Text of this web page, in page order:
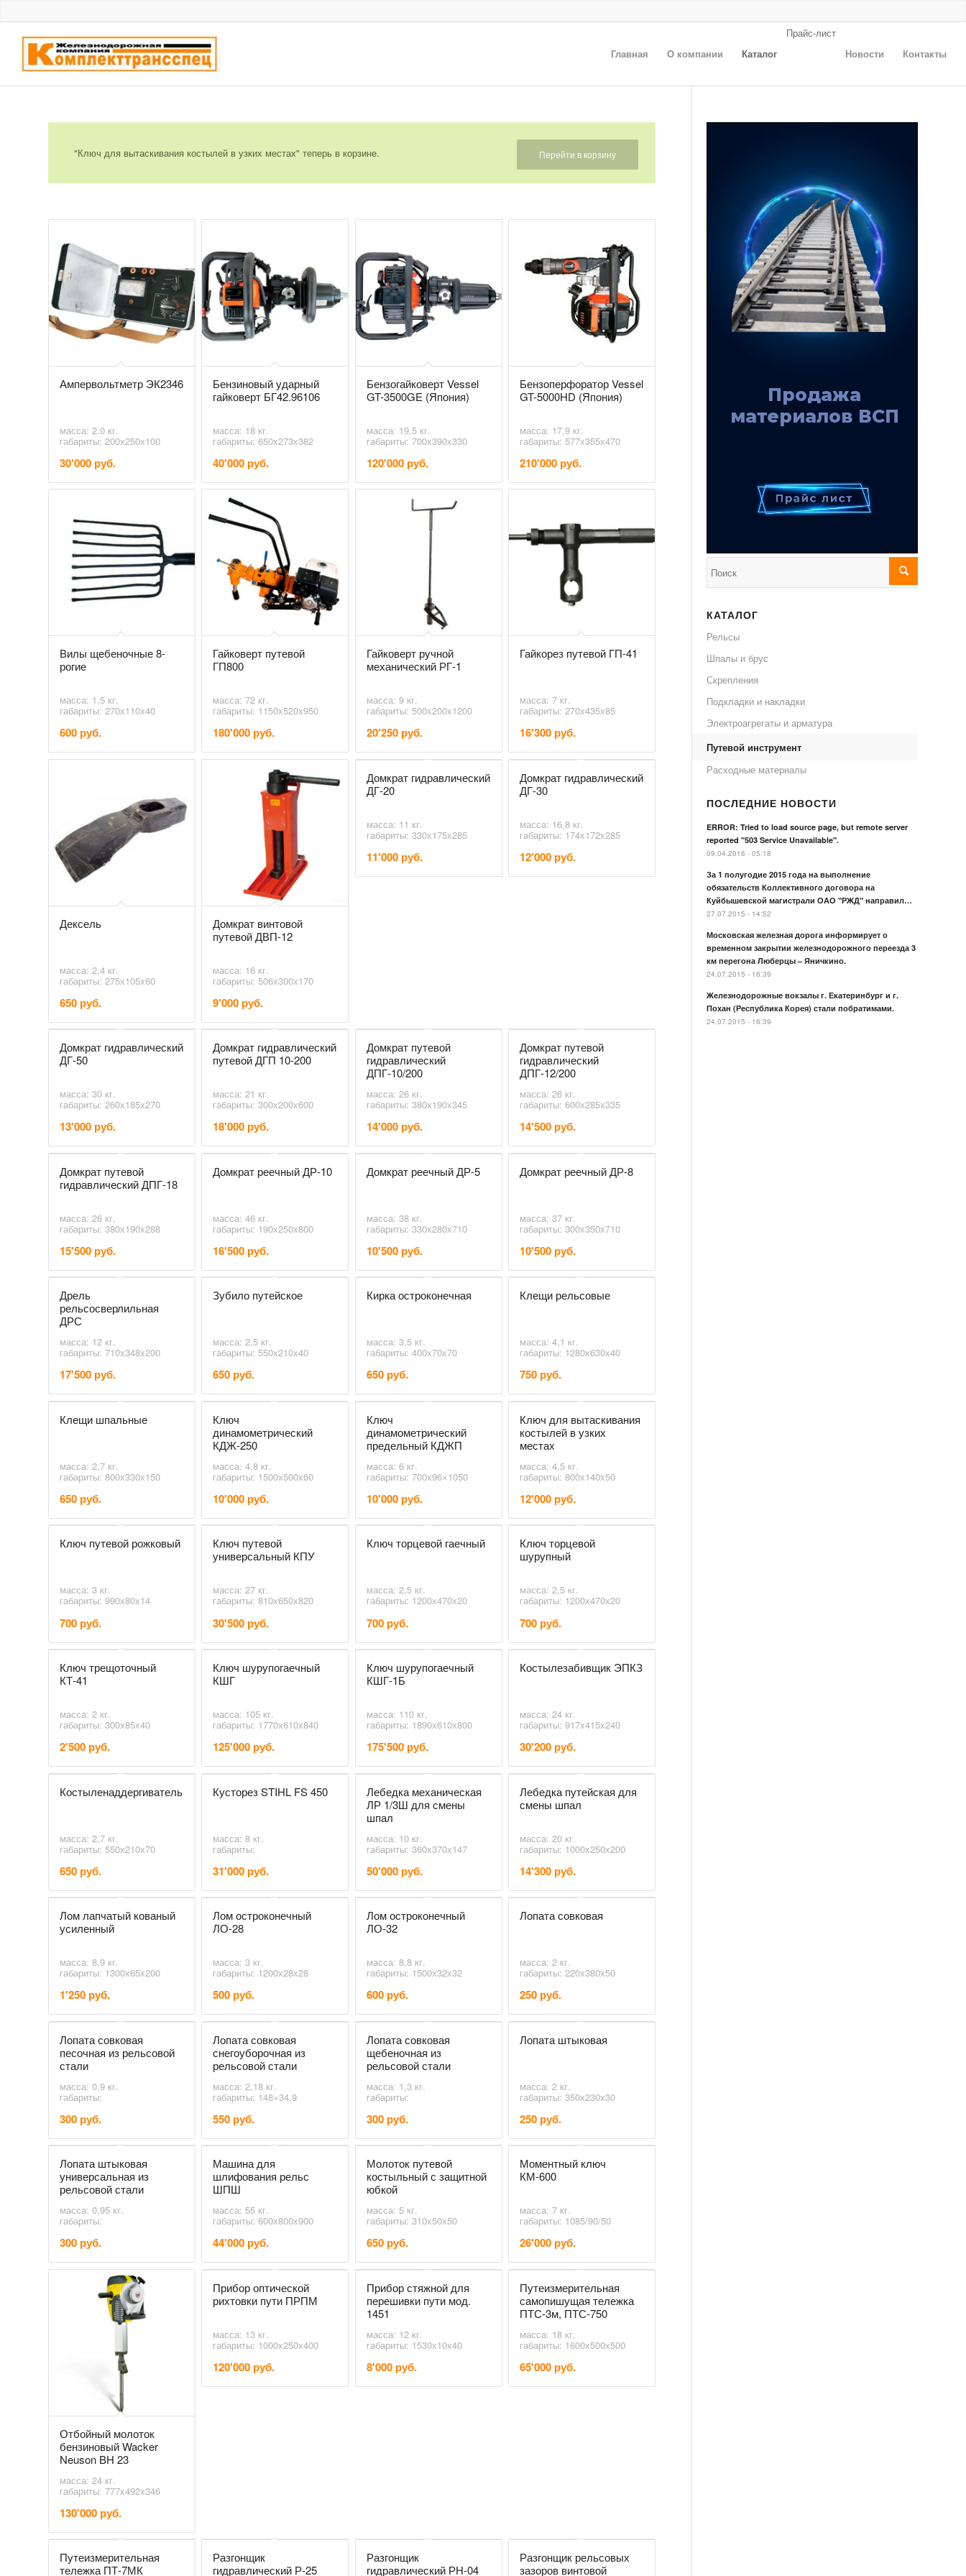
Главная О компании Каталог
Прайс-лист
Новости
Контакты
Перейти в корзину
"Ключ для вытаскивания костылей в узких местах" теперь в корзине.
Ампервольтметр ЭК2346
масса: 2.0 кг.
габариты: 200х250х100
30'000 руб.
Бензиновый ударный
гайковерт БГ42.96106
масса: 18 кг.
габариты: 650х273х382
40'000 руб.
Бензогайковерт Vessel
GT-3500GE (Япония)
масса: 19,5 кг.
габариты: 700х390х330
120'000 руб.
Бензоперфоратор Vessel
GT-5000HD (Япония)
масса: 17,9 кг.
габариты: 577х355х470
210'000 руб.
Вилы щебеночные 8-
рогие
масса: 1,5 кг.
габариты: 270х110х40
600 руб.
Гайковерт путевой
ГП800
масса: 72 кг.
габариты: 1150х520х950
180'000 руб.
Гайковерт ручной
механический РГ-1
масса: 9 кг.
габариты: 500x200x1200
20'250 руб.
Гайкорез путевой ГП-41
масса: 7 кг.
габариты: 270x435x85
16'300 руб.
Дексель
масса: 2,4 кг.
габариты: 275х105х60
650 руб.
Домкрат винтовой
путевой ДВП-12
масса: 16 кг.
габариты: 506х300х170
9'000 руб.
Домкрат гидравлический
ДГ-20
масса: 11 кг.
габариты: 330х175х285
11'000 руб.
Домкрат гидравлический
ДГ-30
масса: 16,8 кг.
габариты: 174x172x285
12'000 руб.
Домкрат гидравлический
ДГ-50
масса: 30 кг.
габариты: 260х185х270
13'000 руб.
Домкрат гидравлический
путевой ДГП 10-200
масса: 21 кг.
габариты: 300х200х600
18'000 руб.
Домкрат путевой
гидравлический
ДПГ-10/200
масса: 26 кг.
габариты: 380х190х345
14'000 руб.
Домкрат путевой
гидравлический
ДПГ-12/200
масса: 26 кг.
габариты: 600х285х335
14'500 руб.
Домкрат путевой
гидравлический ДПГ-18
масса: 26 кг.
габариты: 380х190х288
15'500 руб.
Домкрат реечный ДР-10
масса: 46 кг.
габариты: 190х250х800
16'500 руб.
Домкрат реечный ДР-5
масса: 38 кг.
габариты: 330х280х710
10'500 руб.
Домкрат реечный ДР-8
масса: 37 кг.
габариты: 300х350х710
10'500 руб.
Дрель
рельсосверлильная
ДРС
масса: 12 кг.
габариты: 710х348х200
17'500 руб.
Зубило путейское
масса: 2,5 кг.
габариты: 550х210х40
650 руб.
Кирка остроконечная
масса: 3,5 кг.
габариты: 400х70х70
650 руб.
Клещи рельсовые
масса: 4,1 кг.
габариты: 1280х630х40
750 руб.
Клещи шпальные
масса: 2,7 кг.
габариты: 800х330х150
650 руб.
Ключ
динамометрический
КДЖ-250
масса: 4,8 кг.
габариты: 1500х500х60
10'000 руб.
Ключ
динамометрический
предельный КДЖП
масса: 6 кг.
габариты: 700х96×1050
10'000 руб.
Ключ для вытаскивания
костылей в узких
местах
масса: 4,5 кг.
габариты: 800х140х50
12'000 руб.
Ключ путевой рожковый
масса: 3 кг.
габариты: 990х80х14
700 руб.
Ключ путевой
универсальный КПУ
масса: 27 кг.
габариты: 810х650х820
30'500 руб.
Ключ торцевой гаечный
масса: 2,5 кг.
габариты: 1200х470х20
700 руб.
Ключ торцевой
шурупный
масса: 2,5 кг.
габариты: 1200х470х20
700 руб.
Ключ трещоточный
КТ-41
масса: 2 кг.
габариты: 300х85х40
2'500 руб.
Ключ шурупогаечный
КШГ
масса: 105 кг.
габариты: 1770х610х840
125'000 руб.
Ключ шурупогаечный
КШГ-1Б
масса: 110 кг.
габариты: 1890х610х800
175'500 руб.
Костылезабивщик ЭПКЗ
масса: 24 кг.
габариты: 917х415х240
30'200 руб.
Костыленаддергиватель
масса: 2,7 кг.
габариты: 550х210х70
650 руб.
Кусторез STIHL FS 450
масса: 8 кг.
габариты:
31'000 руб.
Лебедка механическая
ЛР 1/3Ш для смены
шпал
масса: 10 кг.
габариты: 360х370х147
50'000 руб.
Лебедка путейская для
смены шпал
масса: 20 кг.
габариты: 1000х250х200
14'300 руб.
Лом лапчатый кованый
усиленный
масса: 8,9 кг.
габариты: 1300х65х200
1'250 руб.
Лом остроконечный
ЛО-28
масса: 3 кг.
габариты: 1200х28х28
500 руб.
Лом остроконечный
ЛО-32
масса: 8,8 кг.
габариты: 1500х32х32
600 руб.
Лопата совковая
масса: 2 кг.
габариты: 220х380х50
250 руб.
Лопата совковая
песочная из рельсовой
стали
масса: 0,9 кг.
габариты:
300 руб.
Лопата совковая
снегоуборочная из
рельсовой стали
масса: 2,18 кг.
габариты: 148×34,9
550 руб.
Лопата совковая
щебеночная из
рельсовой стали
масса: 1,3 кг.
габариты:
300 руб.
Лопата штыковая
масса: 2 кг.
габариты: 350х230х30
250 руб.
Лопата штыковая
универсальная из
рельсовой стали
масса: 0,95 кг.
габариты:
300 руб.
Машина для
шлифования рельс
ШПШ
масса: 55 кг.
габариты: 600х800х900
44'000 руб.
Молоток путевой
костыльный с защитной
юбкой
масса: 5 кг.
габариты: 310х50х50
650 руб.
Моментный ключ
КМ-600
масса: 7 кг.
габариты: 1085/90/50
26'000 руб.
Отбойный молоток
бензиновый Wacker
Neuson BH 23
масса: 24 кг.
габариты: 777x492x346
130'000 руб.
Прибор оптической
рихтовки пути ПРПМ
масса: 13 кг.
габариты: 1000x250x400
120'000 руб.
Прибор стяжной для
перешивки пути мод.
1451
масса: 12 кг.
габариты: 1530х10х40
8'000 руб.
Путеизмерительная
самопишущая тележка
ПТС-3м, ПТС-750
масса: 18 кг.
габариты: 1600х500х500
65'000 руб.
Путеизмерительная
тележка ПТ-7МК
Разгонщик
гидравлический Р-25
Разгонщик
гидравлический РН-04
Разгонщик рельсовых
зазоров винтовой
КАТАЛОГ
Рельсы
Шпалы и брус
Скрепления
Подкладки и накладки
Электроагрегаты и арматура
Путевой инструмент
Расходные материалы
ПОСЛЕДНИЕ НОВОСТИ
ERROR: Tried to load source page, but remote server
reported "503 Service Unavailable".
09.04.2016 - 05:18
За 1 полугодие 2015 года на выполнение
обязательств Коллективного договора на
Куйбышевской магистрали ОАО "РЖД" направил…
27.07.2015 - 14:52
Московская железная дорога информирует о
временном закрытии железнодорожного переезда 3
км перегона Люберцы – Яничкино.
24.07.2015 - 16:39
Железнодорожные вокзалы г. Екатеринбург и г.
Похан (Республика Корея) стали побратимами.
24.07.2015 - 16:39